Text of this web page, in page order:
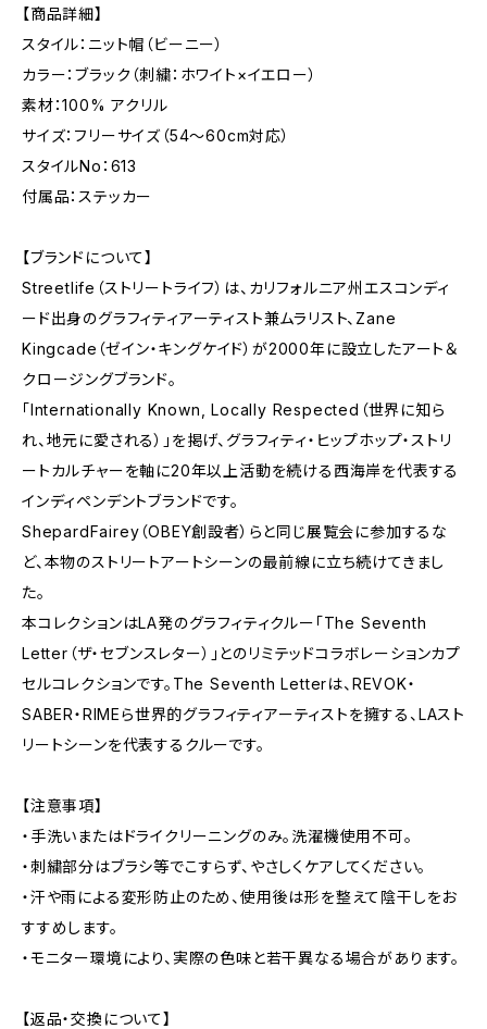
【商品詳細】
スタイル：ニット帽（ビーニー）
カラー：ブラック（刺繍：ホワイト×イエロー）
素材：100% アクリル
サイズ：フリーサイズ（54〜60cm対応）
スタイルNo：613
付属品：ステッカー
【ブランドについて】
Streetlife（ストリートライフ）は、カリフォルニア州エスコンディ
ード出身のグラフィティアーティスト兼ムラリスト、Zane
Kingcade（ゼイン・キングケイド）が2000年に設立したアート＆
クロージングブランド。
「Internationally Known, Locally Respected（世界に知ら
れ、地元に愛される）」を掲げ、グラフィティ・ヒップホップ・ストリ
ートカルチャーを軸に20年以上活動を続ける西海岸を代表する
インディペンデントブランドです。
ShepardFairey（OBEY創設者）らと同じ展覧会に参加するな
ど、本物のストリートアートシーンの最前線に立ち続けてきまし
た。
本コレクションはLA発のグラフィティクルー「The Seventh
Letter（ザ・セブンスレター）」とのリミテッドコラボレーションカプ
セルコレクションです。The Seventh Letterは、REVOK・
SABER・RIMEら世界的グラフィティアーティストを擁する、LAスト
リートシーンを代表するクルーです。
【注意事項】
・手洗いまたはドライクリーニングのみ。洗濯機使用不可。
・刺繍部分はブラシ等でこすらず、やさしくケアしてください。
・汗や雨による変形防止のため、使用後は形を整えて陰干しをお
すすめします。
・モニター環境により、実際の色味と若干異なる場合があります。
【返品・交換について】